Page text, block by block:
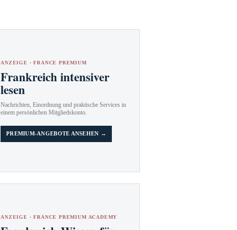
ANZEIGE · FRANCE PREMIUM
Frankreich intensiver
lesen
Nachrichten, Einordnung und praktische Services in
einem persönlichen Mitgliedskonto.
PREMIUM-ANGEBOTE ANSEHEN →
ANZEIGE · FRANCE PREMIUM ACADEMY